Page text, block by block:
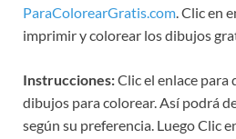
ParaColorearGratis.com. Clic en
imprimir y colorear los dibujos
Instrucciones:Clic el enlace para
dibujos para colorear. Así podrá
según su preferencia. Luego Clic